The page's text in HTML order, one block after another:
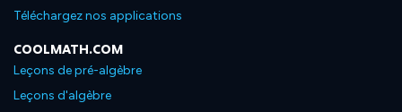
Téléchargez nos applications
COOLMATH.COM
Leçons de pré-algèbre
Leçons d'algèbre